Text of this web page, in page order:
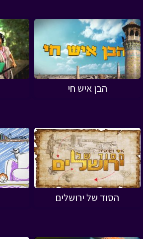
הבן איש חי
הסוד של ירושלים